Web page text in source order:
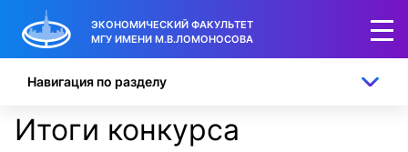
ЭКОНОМИЧЕСКИЙ ФАКУЛЬТЕТ
МГУ ИМЕНИ М.В.ЛОМОНОСОВА
Итоги конкурса
Навигация по разделу